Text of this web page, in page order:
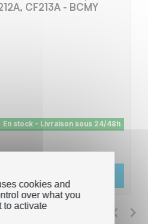
CF213A - BCMY
En stock - Livraison sous 24/48h
cookies and
over what you
to activate